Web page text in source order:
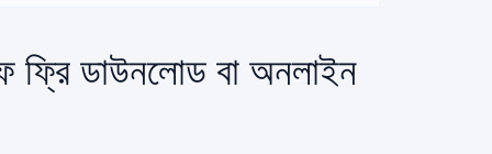
ফ্রি ডাউনলোড বা অনলাইন